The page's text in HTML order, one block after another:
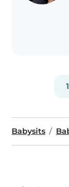
1
Babysits